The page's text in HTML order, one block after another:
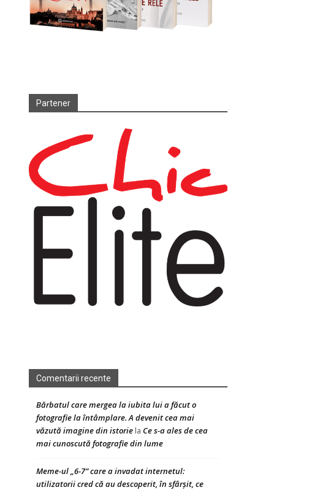
Partener
Comentarii recente
Bărbatul care mergea la iubita lui a făcut o
fotografie la întâmplare. A devenit cea mai
văzută imagine din istorie la Ce s-a ales de cea
mai cunoscută fotografie din lume
Meme-ul „6-7” care a invadat internetul:
utilizatorii cred că au descoperit, în sfârșit, ce